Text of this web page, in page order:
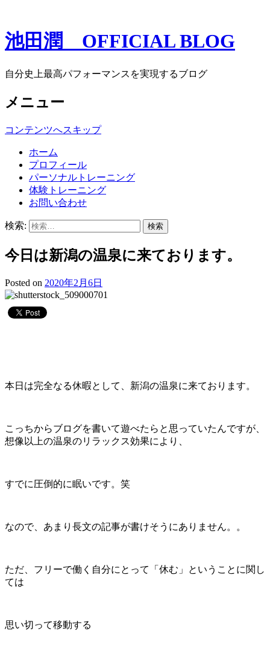
池田潤 OFFICIAL BLOG
自分史上最高パフォーマンスを実現するブログ
メニュー
コンテンツへスキップ
ホーム
プロフィール
パーソナルトレーニング
体験トレーニング
お問い合わせ
検索:
今日は新潟の温泉に来ております。
Posted on 2020年2月6日
本日は完全なる休暇として、新潟の温泉に来ております。
こっちからブログを書いて遊べたらと思っていたんですが、
想像以上の温泉のリラックス効果により、
すでに圧倒的に眠いです。笑
なので、あまり長文の記事が書けそうにありません。。
ただ、フリーで働く自分にとって「休む」ということに関し
ては
思い切って移動する